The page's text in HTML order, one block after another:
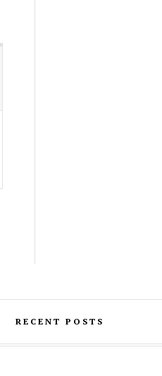
RECENT POSTS